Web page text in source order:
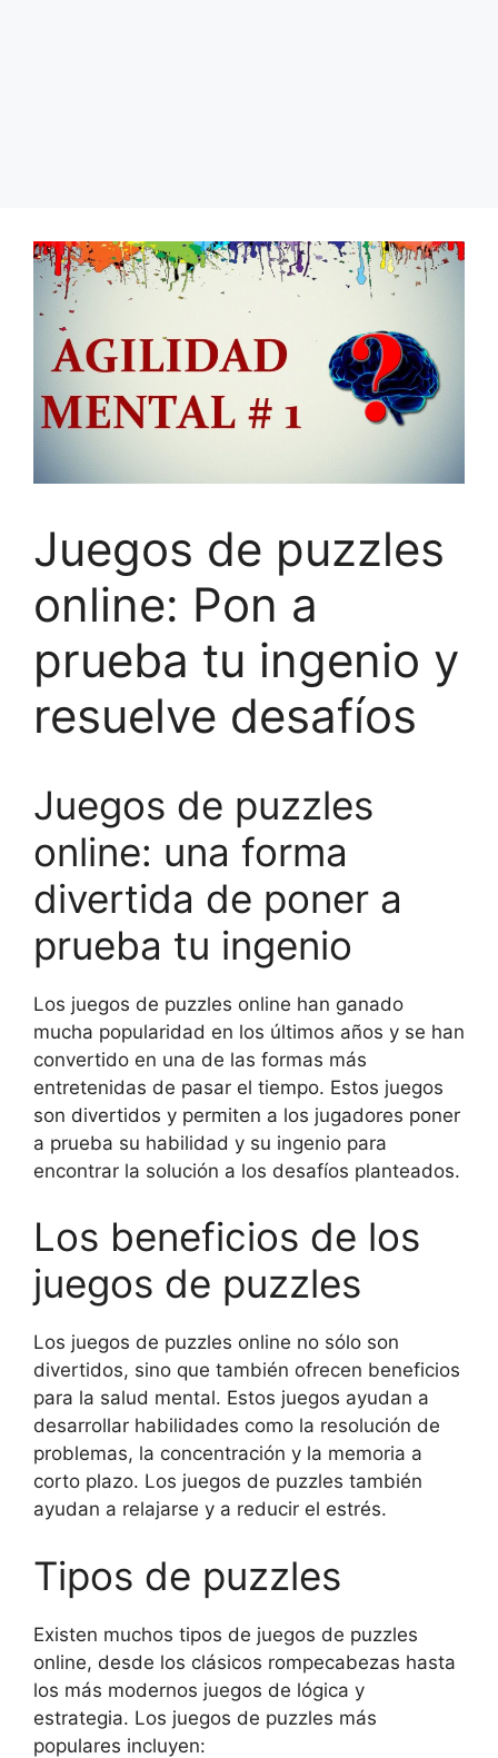
Juegos de puzzles
online: Pon a
prueba tu ingenio y
resuelve desafíos
Juegos de puzzles
online: una forma
divertida de poner a
prueba tu ingenio
Los juegos de puzzles online han ganado
mucha popularidad en los últimos años y se han
convertido en una de las formas más
entretenidas de pasar el tiempo. Estos juegos
son divertidos y permiten a los jugadores poner
a prueba su habilidad y su ingenio para
encontrar la solución a los desafíos planteados.
Los beneficios de los
juegos de puzzles
Los juegos de puzzles online no sólo son
divertidos, sino que también ofrecen beneficios
para la salud mental. Estos juegos ayudan a
desarrollar habilidades como la resolución de
problemas, la concentración y la memoria a
corto plazo. Los juegos de puzzles también
ayudan a relajarse y a reducir el estrés.
Tipos de puzzles
Existen muchos tipos de juegos de puzzles
online, desde los clásicos rompecabezas hasta
los más modernos juegos de lógica y
estrategia. Los juegos de puzzles más
populares incluyen: